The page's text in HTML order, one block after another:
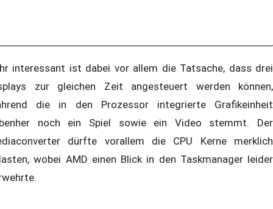
interessant ist dabei vor allem die Tatsache, dass drei
zur gleichen Zeit angesteuert werden können,
die in den Prozessor integrierte Grafikeinheit
noch ein Spiel sowie ein Video stemmt. Der
dürfte vorallem die CPU Kerne merklich
wobei AMD einen Blick in den Taskmanager leider